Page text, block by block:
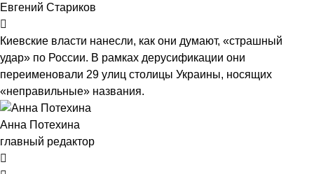
Евгений Стариков
Киевские власти нанесли, как они думают, «страшный
удар» по России. В рамках дерусификации они
переименовали 29 улиц столицы Украины, носящих
«неправильные» названия.
Анна Потехина
главный редактор